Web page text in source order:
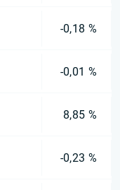
-0,18 %
-0,01 %
8,85 %
-0,23 %